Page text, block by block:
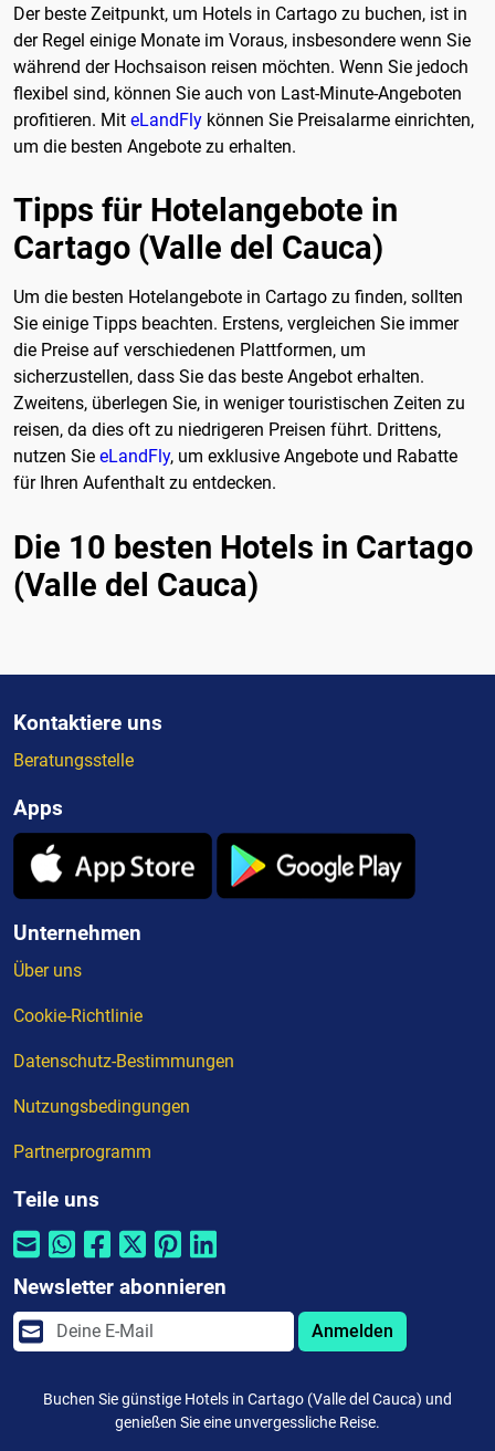
Der beste Zeitpunkt, um Hotels in Cartago zu buchen, ist in
der Regel einige Monate im Voraus, insbesondere wenn Sie
während der Hochsaison reisen möchten. Wenn Sie jedoch
flexibel sind, können Sie auch von Last-Minute-Angeboten
profitieren. Mit eLandFly können Sie Preisalarme einrichten,
um die besten Angebote zu erhalten.
Tipps für Hotelangebote in
Cartago (Valle del Cauca)
Um die besten Hotelangebote in Cartago zu finden, sollten
Sie einige Tipps beachten. Erstens, vergleichen Sie immer
die Preise auf verschiedenen Plattformen, um
sicherzustellen, dass Sie das beste Angebot erhalten.
Zweitens, überlegen Sie, in weniger touristischen Zeiten zu
reisen, da dies oft zu niedrigeren Preisen führt. Drittens,
nutzen Sie eLandFly, um exklusive Angebote und Rabatte
für Ihren Aufenthalt zu entdecken.
Die 10 besten Hotels in Cartago
(Valle del Cauca)
Kontaktiere uns
Beratungsstelle
Apps
Unternehmen
Über uns
Cookie-Richtlinie
Datenschutz-Bestimmungen
Nutzungsbedingungen
Partnerprogramm
Teile uns
Newsletter abonnieren
Anmelden
Buchen Sie günstige Hotels in Cartago (Valle del Cauca) und
genießen Sie eine unvergessliche Reise.